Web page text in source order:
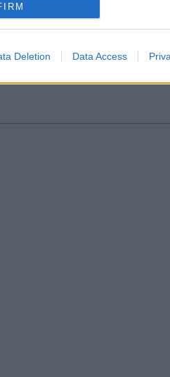
Deletion Data Access